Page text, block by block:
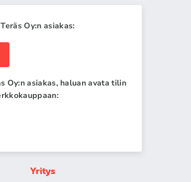
Oy:n asiakas:
Oy:n asiakas, haluan avata tilin
Yritys